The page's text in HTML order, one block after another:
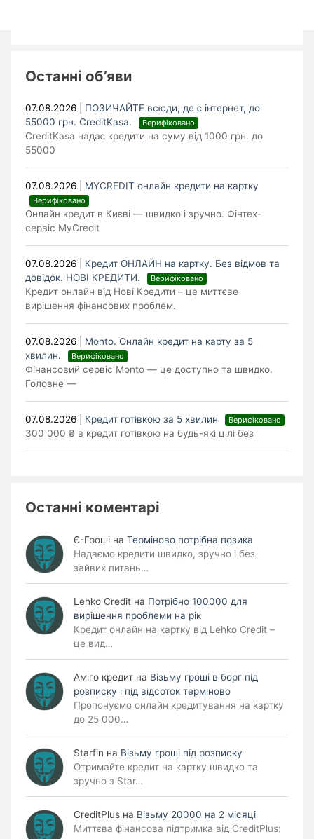
Останні об’яви
07.08.2026
ПОЗИЧАЙТЕ всюди, де є інтернет, до
55000 грн. CreditKasa.
Верифіковано
CreditKasa надає кредити на суму від 1000 грн. до
55000
07.08.2026 MYCREDIT онлайн кредити на картку
Верифіковано
Онлайн кредит в Києві — швидко і зручно. Фінтех-
сервіс MyCredit
07.08.2026
Кредит ОНЛАЙН на картку. Без відмов та
довідок. НОВІ КРЕДИТИ.
Верифіковано
Кредит онлайн від Нові Кредити – це миттєве
вирішення фінансових проблем.
07.08.2026
Monto. Онлайн кредит на карту за 5
хвилин.
Верифіковано
Фінансовий сервіс Monto — це доступно та швидко.
Головне —
07.08.2026 Кредит готівкою за 5 хвилин Верифіковано
300 000 ₴ в кредит готівкою на будь-які цілі без
Останні коментарі
Є-Гроші на Терміново потрібна позика
Надаємо кредити швидко, зручно і без
зайвих питань…
Lehko Сredit на Потрібно 100000 для
вирішення проблеми на рік
Кредит онлайн на картку від Lehko Credit –
це вид…
Аміго кредит на Візьму гроші в борг під
розписку і під відсоток терміново
Пропонуємо онлайн кредитування на картку
до 25 000…
Starfin на Візьму гроші під розписку
Отримайте кредит на картку швидко та
зручно з Star…
CreditPlus на Візьму 20000 на 2 місяці
Миттєва фінансова підтримка від CreditPlus: